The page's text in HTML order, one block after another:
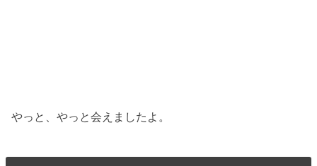
やっと、やっと会えましたよ。